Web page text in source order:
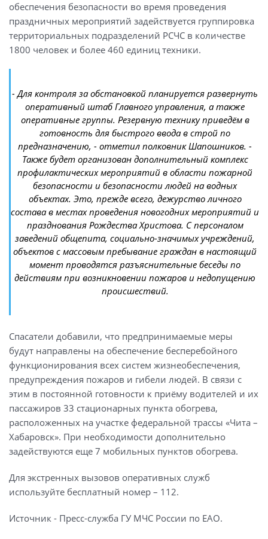
обеспечения безопасности во время проведения
праздничных мероприятий задействуется группировка
территориальных подразделений РСЧС в количестве
1800 человек и более 460 единиц техники.
- Для контроля за обстановкой планируется развернуть
оперативный штаб Главного управления, а также
оперативные группы. Резервную технику приведём в
готовность для быстрого ввода в строй по
предназначению, - отметил полковник Шапошников. -
Также будет организован дополнительный комплекс
профилактических мероприятий в области пожарной
безопасности и безопасности людей на водных
объектах. Это, прежде всего, дежурство личного
состава в местах проведения новогодних мероприятий и
празднования Рождества Христова. С персоналом
заведений общепита, социально-значимых учреждений,
объектов с массовым пребывание граждан в настоящий
момент проводятся разъяснительные беседы по
действиям при возникновении пожаров и недопущению
происшествий.
Спасатели добавили, что предпринимаемые меры
будут направлены на обеспечение бесперебойного
функционирования всех систем жизнеобеспечения,
предупреждения пожаров и гибели людей. В связи с
этим в постоянной готовности к приёму водителей и их
пассажиров 33 стационарных пункта обогрева,
расположенных на участке федеральной трассы «Чита –
Хабаровск». При необходимости дополнительно
задействуются еще 7 мобильных пунктов обогрева.
Для экстренных вызовов оперативных служб
используйте бесплатный номер – 112.
Источник - Пресс-служба ГУ МЧС России по ЕАО.